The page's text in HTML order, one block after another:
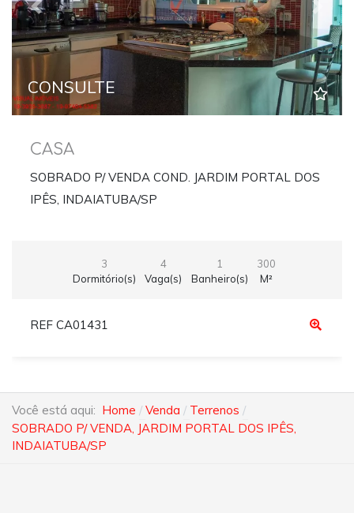
Previous Next
CONSULTE
CASA
SOBRADO P/ VENDA COND. JARDIM PORTAL DOS
IPÊS, INDAIATUBA/SP
3
Dormitório(s)
4
Vaga(s)
1
Banheiro(s)
300
M²
REF CA01431
Você está aqui: Home Venda
Terrenos
SOBRADO P/ VENDA, JARDIM PORTAL DOS IPÊS,
INDAIATUBA/SP